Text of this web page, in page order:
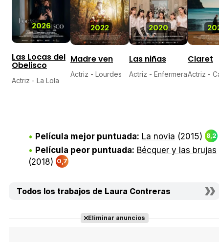
2026
Las Locas del
Obelisco
Actriz - La Lola
2022
Madre ven
Actriz - Lourdes
2020
Las niñas
Actriz - Enfermera
Claret
Actriz -
Película mejor puntuada: La novia (2015) 8,2
Película peor puntuada: Bécquer y las brujas
(2018) 0,7
Todos los trabajos de Laura Contreras
Eliminar anuncios